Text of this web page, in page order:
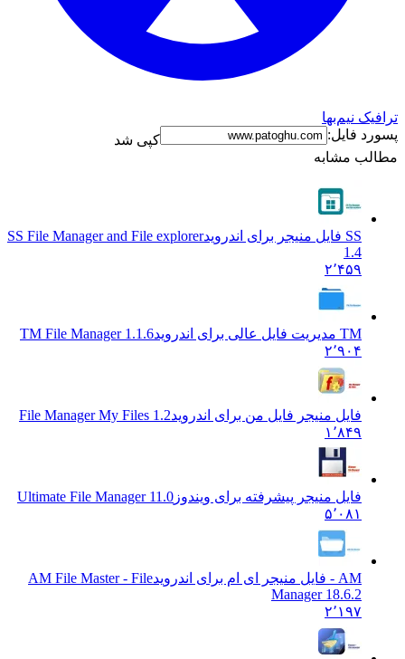
ترافیک نیم‌بها
پسورد فایل:
کپی شد
مطالب مشابه
SS فایل منیجر برای اندروید
SS File Manager and File explorer
1.4
۲٬۴۵۹
TM مدیریت فایل عالی برای اندروید
TM File Manager 1.1.6
۲٬۹۰۴
فایل منیجر فایل من برای اندرویدFile Manager My Files 1.2
۱٬۸۴۹
فایل منیجر پیشرفته برای ویندوز Ultimate File Manager 11.0
۵٬۰۸۱
AM - فایل منیجر ای ام برای اندروید
AM File Master - File
Manager 18.6.2
۲٬۱۹۷